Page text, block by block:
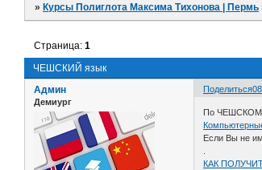
»Курсы Полиглота Максима Тихонова | Пермь
ЧЕШСКИЙ язык
Страница:1
Поделиться
Админ
Демиург
По
Если Вы не
КАК